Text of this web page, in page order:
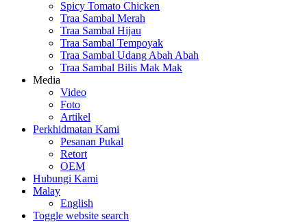
Spicy Tomato Chicken
Traa Sambal Merah
Traa Sambal Hijau
Traa Sambal Tempoyak
Traa Sambal Udang Abah Abah
Traa Sambal Bilis Mak Mak
Media
Video
Foto
Artikel
Perkhidmatan Kami
Pesanan Pukal
Retort
OEM
Hubungi Kami
Malay
English
Toggle website search